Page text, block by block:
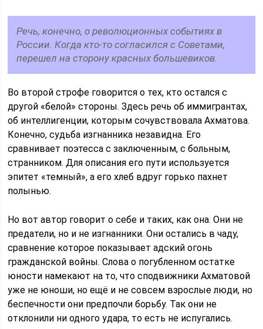
Речь, конечно, о революционных событиях в
России. Когда кто-то согласился с Советами,
перешел на сторону красных большевиков.
Во второй строфе говорится о тех, кто остался с
другой «белой» стороны. Здесь речь об иммигрантах,
об интеллигенции, которым сочувствовала Ахматова.
Конечно, судьба изгнанника незавидна. Его
сравнивает поэтесса с заключенным, с больным,
странником. Для описания его пути используется
эпитет «темный», а его хлеб вдруг горько пахнет
полынью.
Но вот автор говорит о себе и таких, как она. Они не
предатели, но и не изгнанники. Они остались в чаду,
сравнение которое показывает адский огонь
гражданской войны. Слова о погубленном остатке
юности намекают на то, что сподвижники Ахматовой
уже не юноши, но ещё и не совсем взрослые люди, но
беспечности они предпочли борьбу. Так они не
отклонили ни одного удара, то есть не испугались.